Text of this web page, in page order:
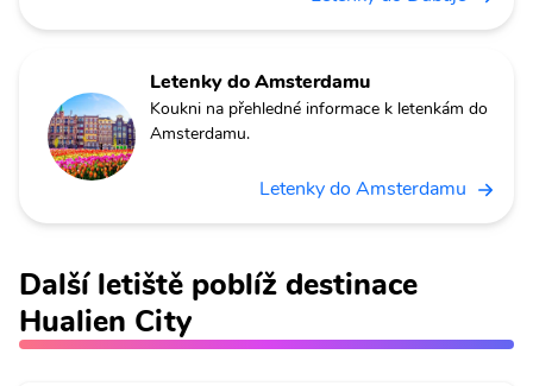
Letenky do Amsterdamu
Koukni na přehledné informace k letenkám do
Amsterdamu.
Letenky do Amsterdamu
Další letiště poblíž destinace
Hualien City